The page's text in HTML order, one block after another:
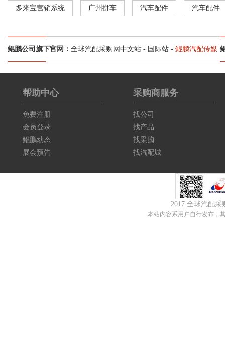
多来宝营销系统 广州拼车 汽车配件 汽车配件
鲲鹏公司旗下官网： 全球汽配采购网中文站 - 国际站 - 鲲鹏汽配传媒
帮助中心
免费注册
会员登录
鲲鹏动态
展会预告
采购商服务
找公司
找产品
找采购
找汽配城
2017 全球汽配
本站内容系用户自行发布，